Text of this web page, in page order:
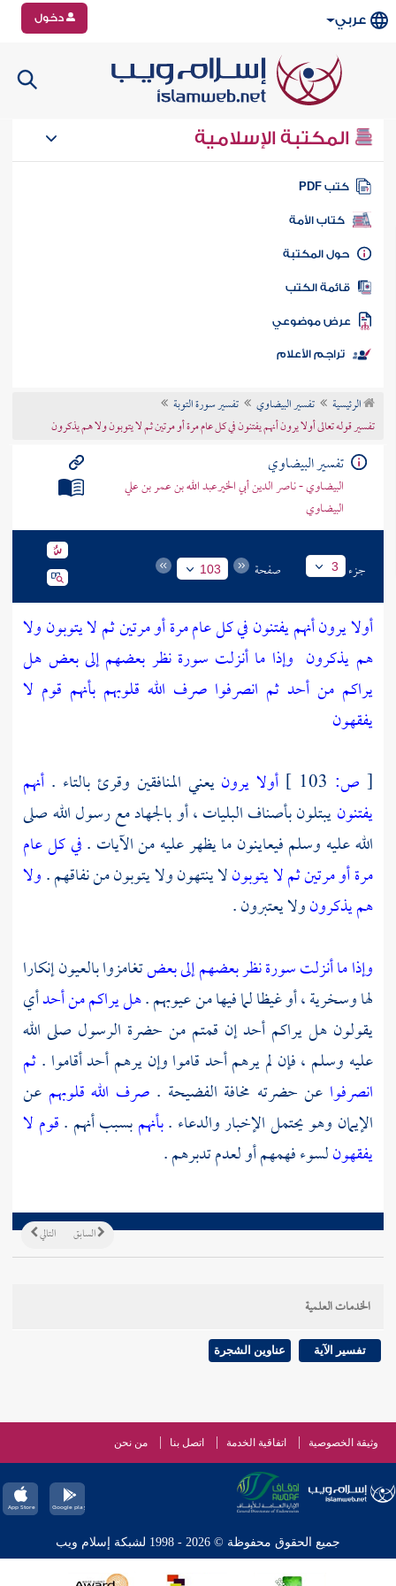
عربي دخول
المكتبة الإسلامية
كتب PDF
كتاب الأمة
المكتبة
الكتب
موضوعي
تراجم الأعلام
الرئيسية تفسير البيضاوي
تفسير سورة التوبة
تفسير قوله تعالى أولا يرون أنهم يفتنون في كل عام مرة أو مرتين ثم لا يتوبون ولا هم يذكرون
تفسير البيضاوي
البيضاوي - ناصر الدين أبي الخيرعبد الله بن عمر بن علي
البيضاوي
جزء 3 صفحة 103
أولا يرون أنهم يفتنون في كل عام مرة أو مرتين ثم لا يتوبون ولا
هم يذكرون وإذا ما أنزلت سورة نظر بعضهم إلى بعض هل
يراكم من أحد ثم انصرفوا صرف الله قلوبهم بأنهم قوم لا
يفقهون
[ ص: أولا يرونيعني المنافقين وقرئ بالتاء . أنهم
يفتنونيبتلون بأصناف البليات ، أو بالجهاد مع رسول الله صلى
الله عليه وسلم فيعاينون ما يظهر عليه من الآيات .في كل عام
مرة أو مرتين ثم لا يتوبونلا ينتهون ولا يتوبون من نفاقهم .ولا
هم يذكرونولا يعتبرون .
وإذا ما أنزلت سورة نظر بعضهم إلى بعضتغامزوا بالعيون إنكارا
لها وسخرية ، أو غيظا لما فيها من عيوبهم .هل يراكم من أحدأي
يقولون هل يراكم أحد إن قمتم من حضرة الرسول صلى الله
عليه وسلم ، فإن لم يرهم أحد قاموا وإن يرهم أحد أقاموا .ثم
انصرفوا عن حضرته مخافة الفضيحة . صرف الله قلوبهم عن
الإيمان وهو يحتمل الإخبار والدعاء .بأنهمبسبب أنهم .قوم لا
يفقهونلسوء فهمهم أو لعدم تدبرهم .
التالي السابق
الخدمات العلمية
تفسير الآية عناوين الشجرة
وثيقة الخصوصية اتفاقية الخدمة اتصل بنا من نحن
جميع الحقوق محفوظة © 2026 - 1998 لشبكة إسلام ويب